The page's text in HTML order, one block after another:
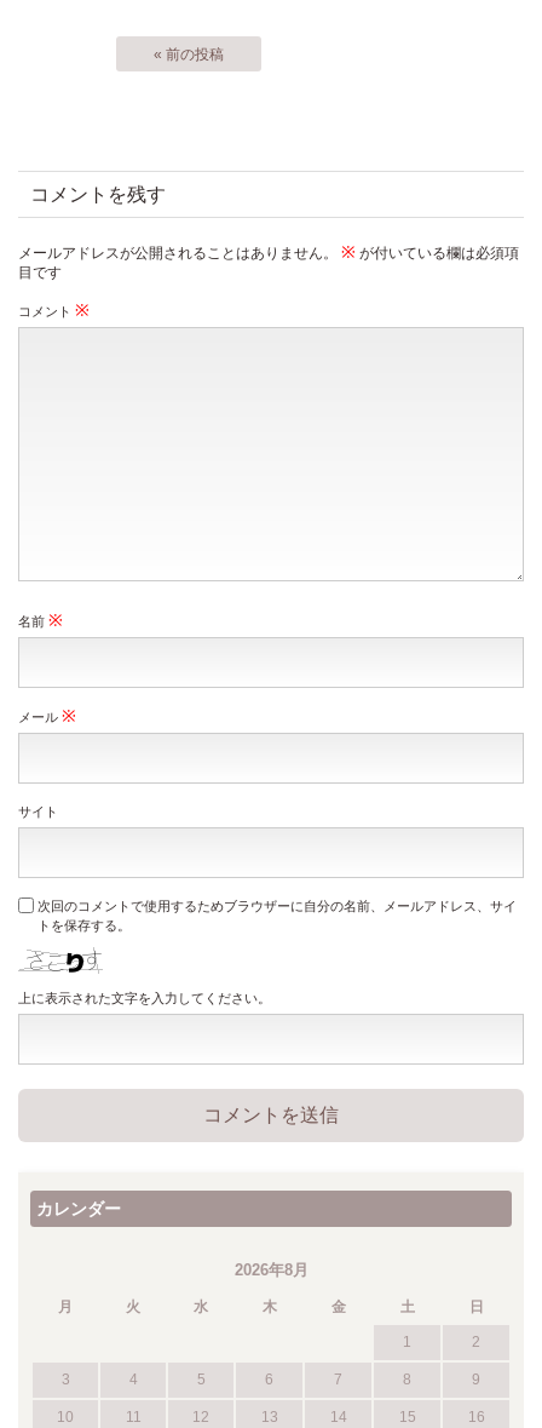
« 前の投稿
コメントを残す
メールアドレスが公開されることはありません。 ※ が付いている欄は必須項
目です
コメント ※
名前 ※
メール ※
サイト
次回のコメントで使用するためブラウザーに自分の名前、メールアドレス、サイ
トを保存する。
上に表示された文字を入力してください。
カレンダー
2026年8月
月 火 水 木 金 土 日
1 2
3 4 5 6 7 8 9
10 11 12 13 14 15 16